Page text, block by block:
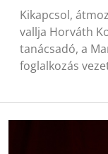
Kikapcsol,
vallja Horváth
tanácsadó, a
foglalkozás